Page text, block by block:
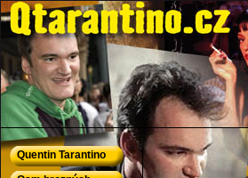
QTarantino.cz - Quentin Tarantino
Quentin Tarantino